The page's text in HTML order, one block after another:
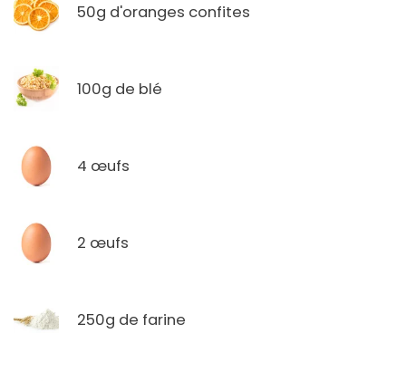
50g d'oranges confites
100g de blé
4 œufs
2 œufs
250g de farine